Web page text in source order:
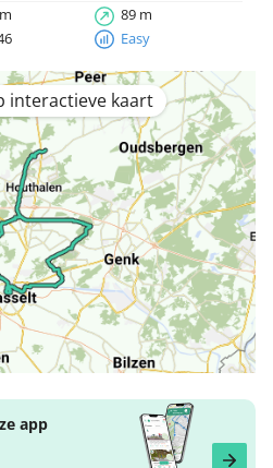
89 m
Easy
interactieve kaart
app